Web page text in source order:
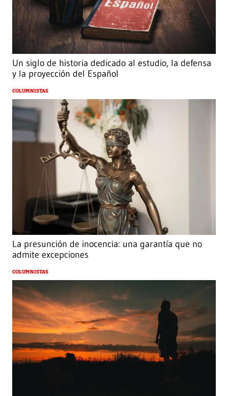
Un siglo de historia dedicado al estudio, la defensa
y la proyección del Español
COLUMNISTAS
La presunción de inocencia: una garantía que no
admite excepciones
COLUMNISTAS